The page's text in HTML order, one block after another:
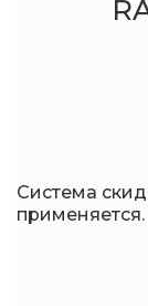
Система
применяется.